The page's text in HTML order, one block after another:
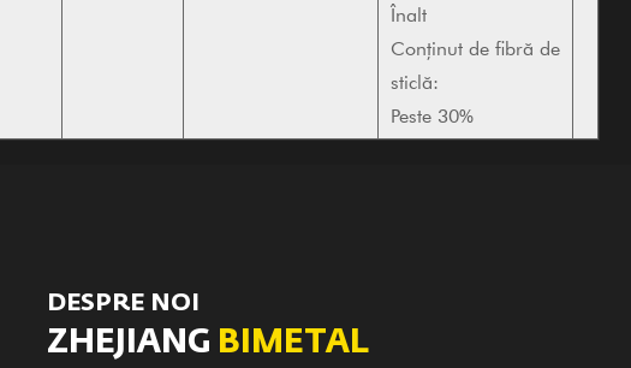
Înalt
Conținut de fibră de
sticlă:
Peste 30%
DESPRE NOI
ZHEJIANG BIMETAL